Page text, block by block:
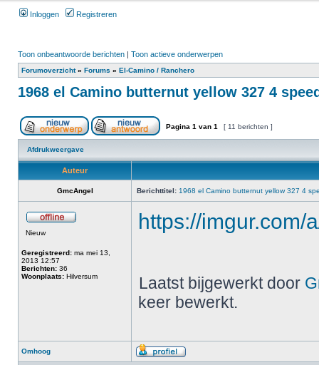
Inloggen Registreren
Toon onbeantwoorde berichten | Toon actieve onderwerpen
Forumoverzicht» Forums » El-Camino / Ranchero
1968 el Camino butternut yellow 327 4
Pagina 1 van 1 [ 11 berichten ]
Afdrukweergave
Auteur
GmcAngel Berichttitel: 1968 el Camino butternut yellow 327 4
Nieuw
Geregistreerd: ma mei 13,
2013 12:57
Berichten: 36
Woonplaats: Hilversum
https://imgur.com/
Laatst bijgewerkt door
keer bewerkt.
Omhoog